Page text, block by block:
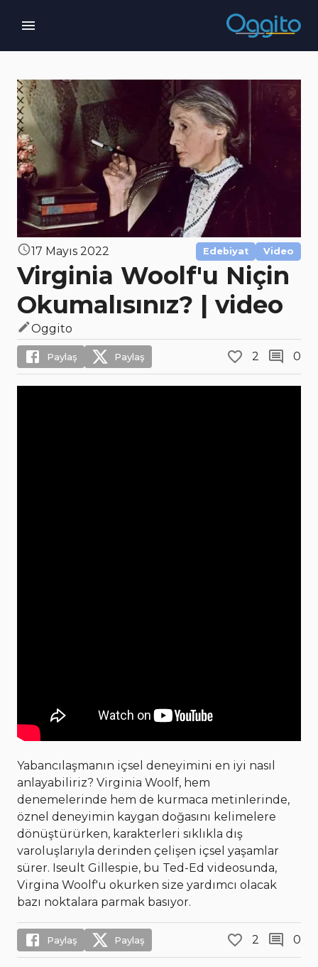
17 Mayıs 2022 Edebiyat Video
Virginia Woolf'u Niçin
Okumalısınız? | video
Oggito
Paylaş Paylaş 2 0
Yabancılaşmanın içsel deneyimini en iyi nasıl
anlayabiliriz? Virginia Woolf, hem
denemelerinde hem de kurmaca metinlerinde,
öznel deneyimin kaygan doğasını kelimelere
dönüştürürken, karakterleri sıklıkla dış
varoluşlarıyla derinden çelişen içsel yaşamlar
sürer. Iseult Gillespie, bu Ted-Ed videosunda,
Virgina Woolf'u okurken size yardımcı olacak
bazı noktalara parmak basıyor.
Paylaş Paylaş 2 0